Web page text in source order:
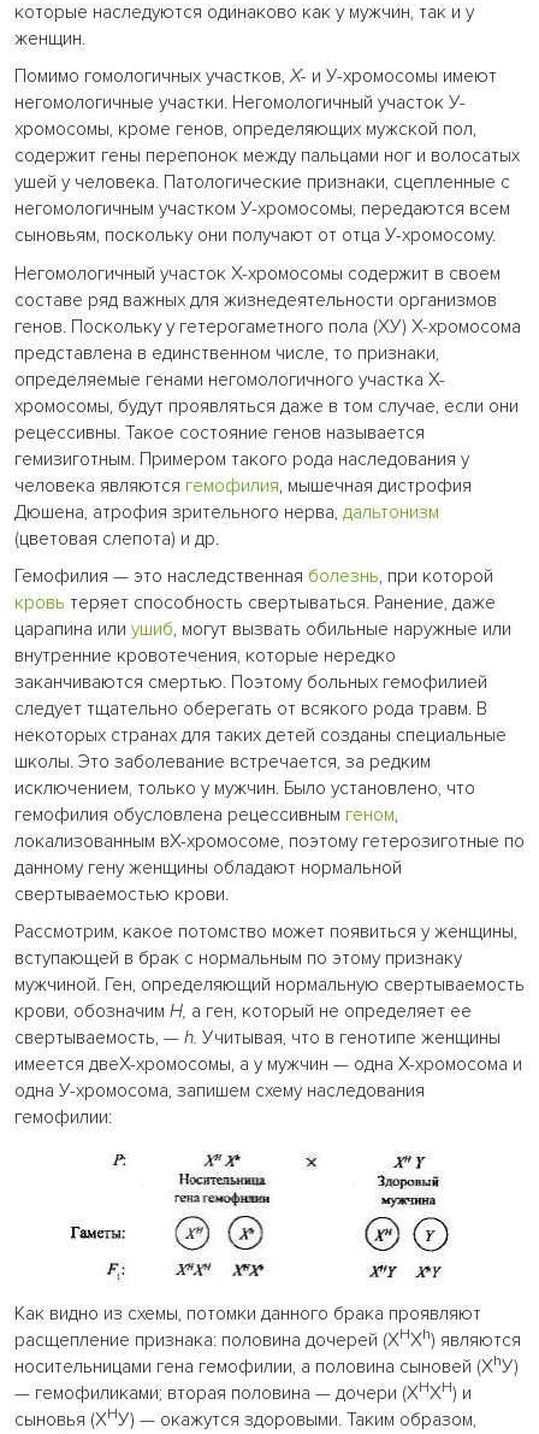
которые наследуются одинаково как у мужчин, так и у
женщин.
Помимо гомологичных участков,Х- и У-хромосомы имеют
негомологичные участки. Негомологичный участок У-
хромосомы, кроме генов, определяющих мужской пол,
содержит гены перепонок между пальцами ног и волосатых
ушей у человека. Патологические признаки, сцепленные с
негомологичным участком У-хромосомы, передаются всем
сыновьям, поскольку они получают от отца У-хромосому.
Негомологичный участок Х-хромосомы содержит в своем
составе ряд важных для жизнедеятельности организмов
генов. Поскольку у гетерогаметного пола (ХУ) Х-хромосома
представлена в единственном числе, то признаки,
определяемые генами негомологичного участка Х-
хромосомы, будут проявляться даже в том случае, если они
рецессивны. Такое состояние генов называется
гемизиготным. Примером такого рода наследования у
человека являются гемофилия, мышечная дистрофия
Дюшена, атрофия зрительного нерва, дальтонизм
(цветовая слепота) и др.
Гемофилия — это наследственная болезнь, при которой
кровь теряет способность свертываться. Ранение, даже
царапина или ушиб, могут вызвать обильные наружные или
внутренние кровотечения, которые нередко
заканчиваются смертью. Поэтому больных гемофилией
следует тщательно оберегать от всякого рода травм. В
некоторых странах для таких детей созданы специальные
школы. Это заболевание встречается, за редким
исключением, только у мужчин. Было установлено, что
гемофилия обусловлена рецессивным геном,
локализованным вХ-хромосоме, поэтому гетерозиготные по
данному гену женщины обладают нормальной
свертываемостью крови.
Рассмотрим, какое потомство может появиться у женщины,
вступающей в брак с нормальным по этому признаку
мужчиной. Ген, определяющий нормальную свертываемость
крови, обозначим Н, а ген, который не определяет ее
свертываемость, — h. Учитывая, что в генотипе женщины
имеется двеХ-хромосомы, а у мужчин — одна Х-хромосома и
одна У-хромосома, запишем схему наследования
гемофилии:
Как видно из схемы, потомки данного брака проявляют
расщепление признака: половина дочерей (ХHХh) являются
носительницами гена гемофилии, а половина сыновей (XhУ)
— гемофиликами; вторая половина — дочери (ХHХH) и
сыновья (ХHУ) — окажутся здоровыми. Таким образом,